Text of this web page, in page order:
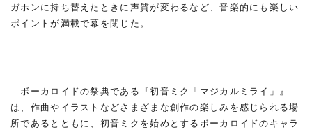
ガホンに持ち替えたときに声質が変わるなど、音楽的にも楽しい
ポイントが満載で幕を閉じた。
ボーカロイドの祭典である『初音ミク「マジカルミライ」』
は、作曲やイラストなどさまざまな創作の楽しみを感じられる場
所であるとともに、初音ミクを始めとするボーカロイドのキャラ